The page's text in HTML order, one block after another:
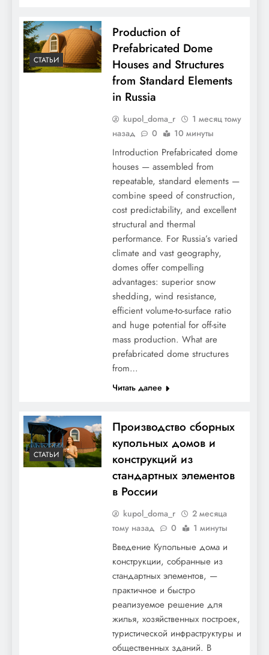
СТАТЬИ
Production of
Prefabricated Dome
Houses and Structures
from Standard Elements
in Russia
kupol_doma_r
1 месяц тому
назад
0 10 минуты
Introduction Prefabricated dome
houses — assembled from
repeatable, standard elements —
combine speed of construction,
cost predictability, and excellent
structural and thermal
performance. For Russia’s varied
climate and vast geography,
domes offer compelling
advantages: superior snow
shedding, wind resistance,
efficient volume-to-surface ratio
and huge potential for off-site
mass production. What are
prefabricated dome structures
from…
Читать далее
СТАТЬИ
Производство сборных
купольных домов и
конструкций из
стандартных элементов
в России
kupol_doma_r
2 месяца
тому назад
0 1 минуты
Введение Купольные дома и
конструкции, собранные из
стандартных элементов, —
практичное и быстро
реализуемое решение для
жилья, хозяйственных построек,
туристической инфраструктуры и
общественных зданий. В